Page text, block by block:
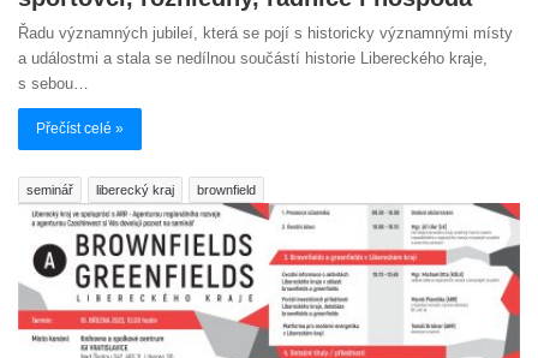
Řadu významných jubileí, která se pojí s historicky významnými místy
a událostmi a stala se nedílnou součástí historie Libereckého kraje,
s sebou…
Přečíst celé »
seminář liberecký kraj brownfield